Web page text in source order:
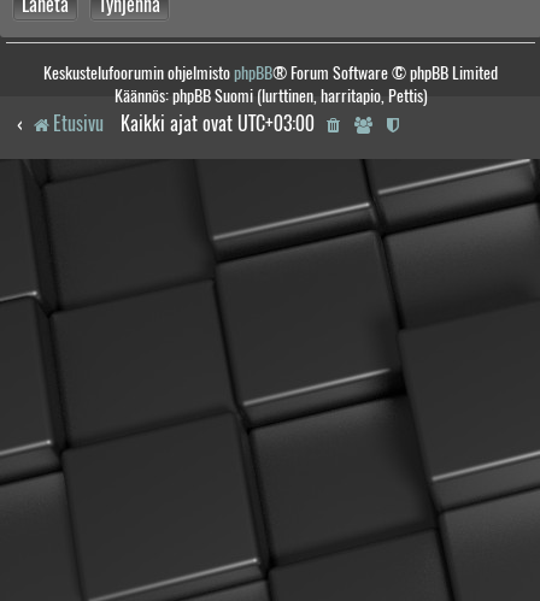
Keskustelufoorumin ohjelmistophpBB® Forum Software © phpBB Limited
Käännös: phpBB Suomi (lurttinen, harritapio, Pettis)
Etusivu Kaikki ajat ovat UTC+03:00